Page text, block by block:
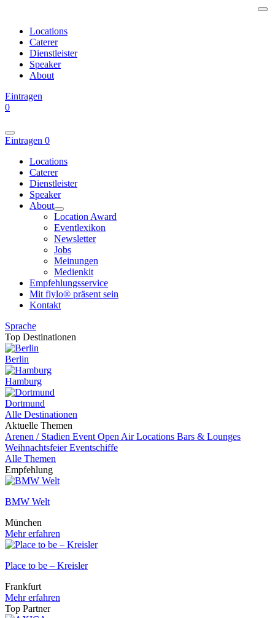
Locations
Caterer
Dienstleister
Speaker
About
Eintragen
0
Eintragen 0
Locations
Caterer
Dienstleister
Speaker
About
Location Award
Eventlexikon
Newsletter
Jobs
Meinungen
Medienkit
Empfehlungsservice
Mit fiylo® präsent sein
Kontakt
Sprache
Top Destinationen
Berlin
Hamburg
Dortmund
Alle Destinationen
Aktuelle Themen
Arenen / Stadien Event Open Air Locations Bars & Lounges
WeihnachtsfeierEventschiffe
Alle Themen
Empfehlung
BMW Welt
München
Mehr erfahren
Place to be – Kreisler
Frankfurt
Mehr erfahren
Top Partner